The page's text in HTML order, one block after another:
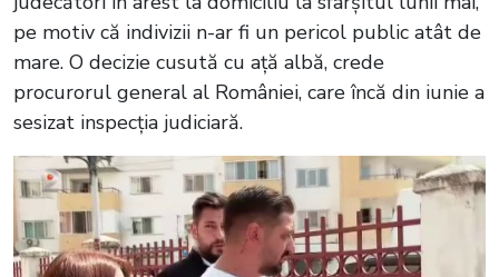
pe motiv că indivizii n-ar fi un pericol public atât de
mare. O decizie cusută cu ață albă, crede
procurorul general al României, care încă din iunie a
sesizat inspecția judiciară.